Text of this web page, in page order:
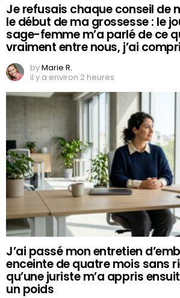
Je refusais chaque conseil de
le début de ma grossesse : le
sage-femme m’a parlé de ce
vraiment entre nous, j’ai
byMarie R.
il y a environ 2 heures
J’ai passé mon entretien
enceinte de quatre mois sans
qu’une juriste m’a appris
un poids